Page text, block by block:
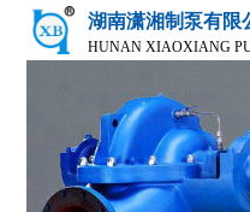
湖南潇湘制泵有限
HUNAN XIAOXIANG